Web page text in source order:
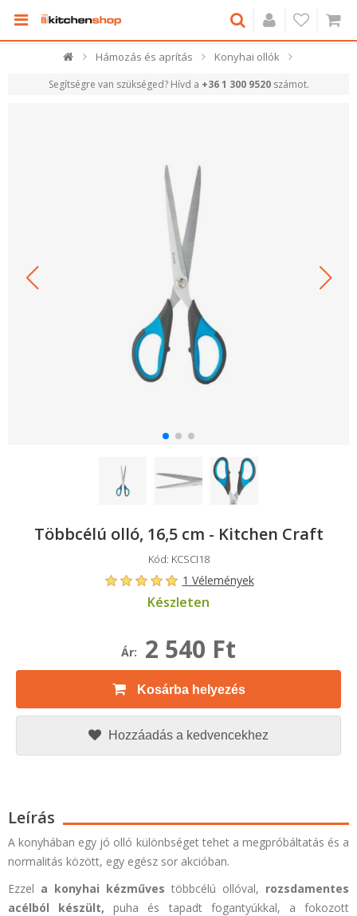
Hámozás és aprítás Konyhai ollók
Segítségre van szükséged? Hívd a +36 1 300 9520számot.
Többcélú olló, 16,5 cm - Kitchen Craft
Kód: KCSCI18
1 Vélemények
Készleten
Ár: 2 540 Ft
Kosárba helyezés
Hozzáadás a kedvencekhez
Leírás
A konyhában egy jó olló különbséget tehet a megpróbáltatás és a
normalitás között, egy egész sor akcióban.
Ezzel a konyhai kézműves többcélú ollóval, rozsdamentes
acélból készült, puha és tapadt fogantyúkkal, a fokozott